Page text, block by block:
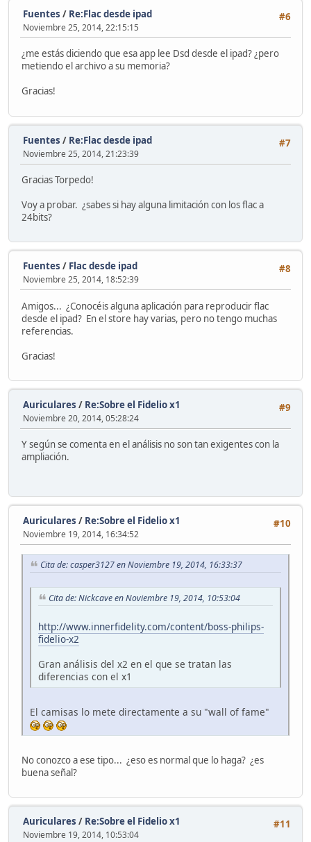
#6
Fuentes / Re:Flac desde ipad
Noviembre 25, 2014, 22:15:15
¿me estás diciendo que esa app lee Dsd desde el ipad? ¿pero
metiendo el archivo a su memoria?
Gracias!
#7
Fuentes / Re:Flac desde ipad
Noviembre 25, 2014, 21:23:39
Gracias Torpedo!
Voy a probar. ¿sabes si hay alguna limitación con los flac a
24bits?
#8
Fuentes / Flac desde ipad
Noviembre 25, 2014, 18:52:39
Amigos... ¿Conocéis alguna aplicación para reproducir flac
desde el ipad? En el store hay varias, pero no tengo muchas
referencias.
Gracias!
#9
Auriculares / Re:Sobre el Fidelio x1
Noviembre 20, 2014, 05:28:24
Y según se comenta en el análisis no son tan exigentes con la
ampliación.
#10
Auriculares / Re:Sobre el Fidelio x1
Noviembre 19, 2014, 16:34:52
Cita de: casper3127 en Noviembre 19, 2014, 16:33:37
Cita de: Nickcave en Noviembre 19, 2014, 10:53:04
http://www.innerfidelity.com/content/boss-philips-
fidelio-x2
Gran análisis del x2 en el que se tratan las
diferencias con el x1
El camisas lo mete directamente a su "wall of fame"
No conozco a ese tipo... ¿eso es normal que lo haga? ¿es
buena señal?
#11
Auriculares / Re:Sobre el Fidelio x1
Noviembre 19, 2014, 10:53:04